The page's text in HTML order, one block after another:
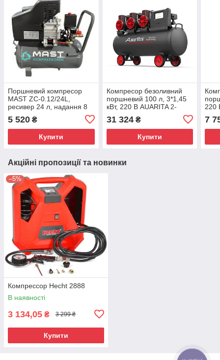
Поршневий компресор
MAST ZC-0.12/24L,
ресивер 24 л, надання 8
барів, продуктивність220
л/хв
5 520 ₴
Купити
Компресор безоливний
поршневий 100 л, 3*1,45
кВт, 220 В AUARITA 2-
31 324₴
Купити
220
7
Акційні пропозиції та новинки
–5%
Компрессор Hecht 2888
В наявності
3 134,05 ₴ 3 299 ₴
Купити